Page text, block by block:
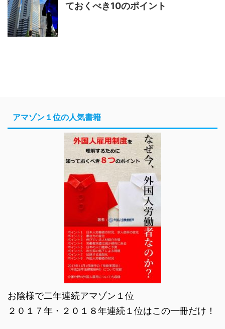
ておくべき10のポイント
アマゾン１位の人気書籍
お陰様で二年連続アマゾン１位
２０１７年・２０１８年連続１位はこの一冊だけ！